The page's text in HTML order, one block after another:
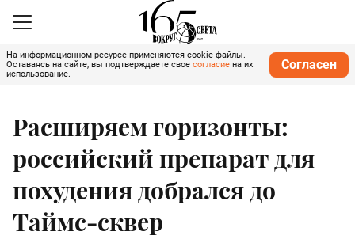
На информационном ресурсе применяются cookie-файлы.
Оставаясь на сайте, вы подтверждаете свое согласие на их
использование.
Согласен
Расширяем горизонты:
российский препарат для
похудения добрался до
Таймс-сквер